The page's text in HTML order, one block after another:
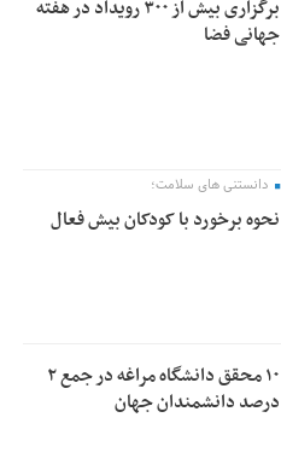
برگزاری بیش از ۳۰۰ رویداد در هفته
جهانی فضا
دانستنی های سلامت؛
نحوه برخورد با کودکان بیش فعال
۱۰ محقق دانشگاه مراغه در جمع ۲
درصد دانشمندان جهان